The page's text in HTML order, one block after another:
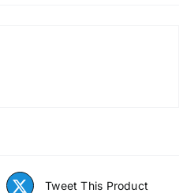
Tweet This Product